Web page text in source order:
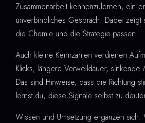
Zusammenarbeit kennenzulernen, ein
unverbindliches Gespräch. Dabei zeigt
die Chemie und die Strategie passen.
Auch kleine Kennzahlen verdienen
Klicks, längere Verweildauer, sinkende
Das sind Hinweise, dass die Richtung
lernst du, diese Signale selbst zu
Wissen und Umsetzung ergänzen sich.